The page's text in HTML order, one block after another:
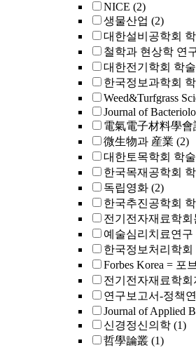
NICE (2)
생물산업 (2)
대한설비공학회
철학과 현상학 연
대한전기학회 학
한국정보과학회
Weed&Turfgrass
Journal of
電氣電子材料學會
微生物과 産業 (2)
대한토목학회 학
한국목재공학회
독립영화 (2)
한국추진공학회
전기전자재료학회
예술심리치료연구
한국정보처리학
Forbes Korea = 포
전기전자재료학회
연구보고서-정책
Journal of Applied
신경정신의학 (1)
哲學論叢 (1)